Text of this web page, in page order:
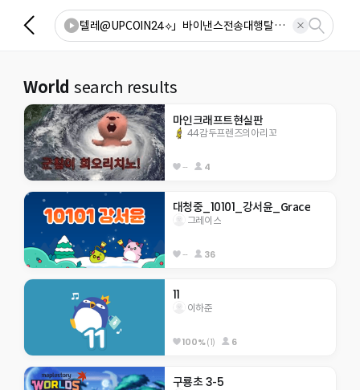
World search results
마인크래프트현실판
44감두프렌즈의아리꼬
-- 4
대청중_10101_강서윤_Grace
그레이스
-- 36
11
이하준
100%(1) 6
구룡초 3-5